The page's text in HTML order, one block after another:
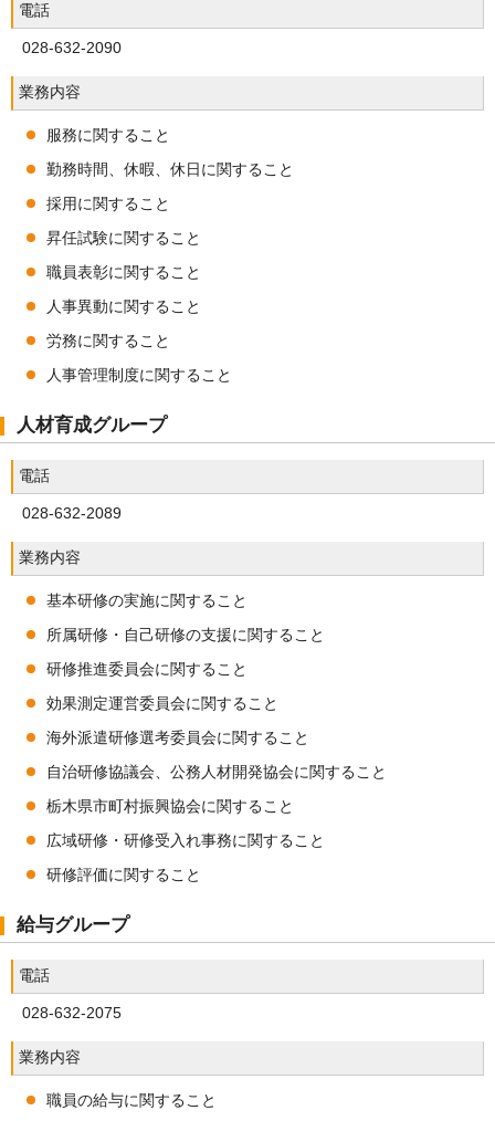
電話
028-632-2090
業務内容
服務に関すること
勤務時間、休暇、休日に関すること
採用に関すること
昇任試験に関すること
職員表彰に関すること
人事異動に関すること
労務に関すること
人事管理制度に関すること
人材育成グループ
電話
028-632-2089
業務内容
基本研修の実施に関すること
所属研修・自己研修の支援に関すること
研修推進委員会に関すること
効果測定運営委員会に関すること
海外派遣研修選考委員会に関すること
自治研修協議会、公務人材開発協会に関すること
栃木県市町村振興協会に関すること
広域研修・研修受入れ事務に関すること
研修評価に関すること
給与グループ
電話
028-632-2075
業務内容
職員の給与に関すること